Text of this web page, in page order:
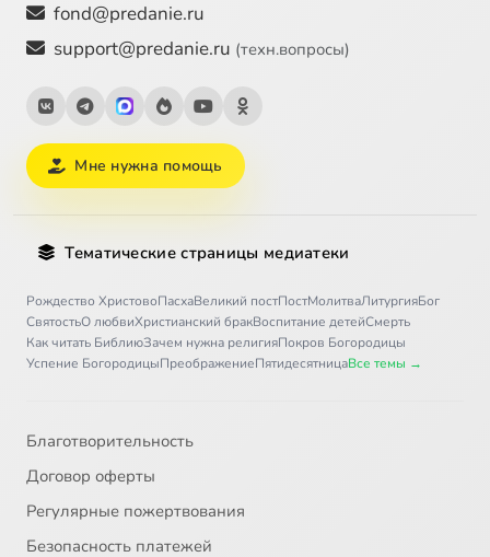
fond@predanie.ru
support@predanie.ru (техн.вопросы)
Мне нужна помощь
Тематические страницы медиатеки
Рождество ХристовоПасхаВеликий постПостМолитваЛитургияБог
СвятостьО любвиХристианский бракВоспитание детейСмерть
Как читать БиблиюЗачем нужна религияПокров Богородицы
Успение БогородицыПреображениеПятидесятницаВсе темы →
Благотворительность
Договор оферты
Регулярные пожертвования
Безопасность платежей